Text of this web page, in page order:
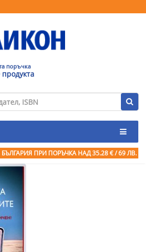
поръчка
продукта
ПРИ ПОРЪЧКА НАД 35.28 € / 69 ЛВ.